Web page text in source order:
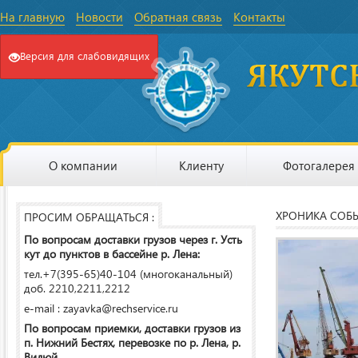
На главную Новости Обратная связь Контакты
Версия для слабовидящих
О компании Клиенту Фотогалерея
ПРОСИМ ОБРАЩАТЬСЯ :
По вопросам доставки грузов через г. Усть
кут до пунктов в бассейне р. Лена:
тел.+7(395-65)40-104 (многоканальный)
доб. 2210,2211,2212
e-mail : zayavka@rechservice.ru
По вопросам приемки, доставки грузов из
п. Нижний Бестях, перевозке по р. Лена, р.
ХРОНИКА